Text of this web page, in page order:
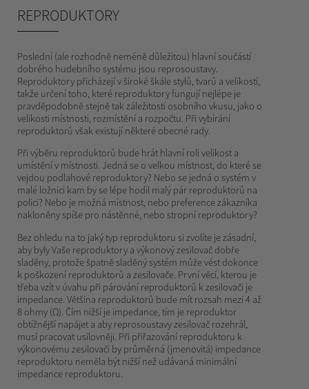
REPRODUKTORY
Poslední (ale rozhodně neméně důležitou) hlavní součástí
dobrého hudebního systému jsou reprosoustavy.
Reproduktory přicházejí v široké škále stylů, tvarů a velikostí,
takže určení toho, které reproduktory fungují nejlépe je
pravděpodobně stejně tak záležitostí osobního vkusu, jako o
velikosti místnosti, rozmístění a rozpočtu. Při vybírání
reproduktorů však existují některé obecné rady.
Při výběru reproduktorů bude hrát hlavní roli velikost a
umístění v místnosti. Jedná se o velkou místnost, do které se
vejdou podlahové reproduktory? Nebo se jedná o systém v
malé ložnici kam by se lépe hodil malý pár reproduktorů na
polici? Nebo je možná místnost, nebo preference zákazníka
nakloněny spíše pro nástěnné, nebo stropní reproduktory?
Bez ohledu na to jaký typ reproduktoru si zvolíte je zásadní,
aby byly Vaše reproduktory a výkonový zesilovač dobře
sladěny, protože špatně sladěný systém může vést dokonce
k poškození reproduktorů a zesilovače. První věcí, kterou je
třeba vzít v úvahu při párování reproduktorů k zesilovači je
impedance. Většina reproduktorů bude mít rozsah mezi 4 až
8 ohmy (Ω). Čím nižší je impedance, tím je reproduktor
obtížnější napájet a aby reprosoustavy zesilovač rozehrál,
musí pracovat usilovněji. Při přiřazování reproduktoru k
výkonovému zesilovači by průměrná (jmenovitá) impedance
reproduktoru neměla být nižší než udávaná minimální
impedance reproduktoru.